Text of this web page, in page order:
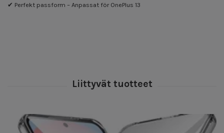
✔ Perfekt passform – Anpassat för OnePlus 13